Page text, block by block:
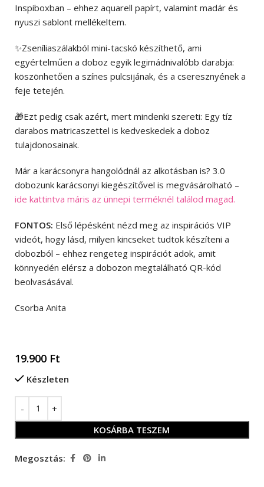
Inspiboxban – ehhez aquarell papírt, valamint madár és
nyuszi sablont mellékeltem.
✨Zseníliaszálakból mini-tacskó készíthető, ami
egyértelműen a doboz egyik legimádnivalóbb darabja:
köszönhetően a színes pulcsijának, és a cseresznyének a
feje tetején.
🎁Ezt pedig csak azért, mert mindenki szereti: Egy tíz
darabos matricaszettel is kedveskedek a doboz
tulajdonosainak.
Már a karácsonyra hangolódnál az alkotásban is? 3.0
dobozunk karácsonyi kiegészítővel is megvásárolható –
ide kattintva máris az ünnepi terméknél találod magad.
FONTOS: Első lépésként nézd meg az inspirációs VIP
videót, hogy lásd, milyen kincseket tudtok készíteni a
dobozból – ehhez rengeteg inspirációt adok, amit
könnyedén elérsz a dobozon megtalálható QR-kód
beolvasásával.
Csorba Anita
19.900 Ft
Készleten
KOSÁRBA TESZEM
Megosztás: